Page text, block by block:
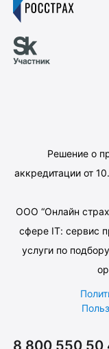
Решение о
аккредитации от
ООО “Онлайн
сфере IT: сервис
услуги по